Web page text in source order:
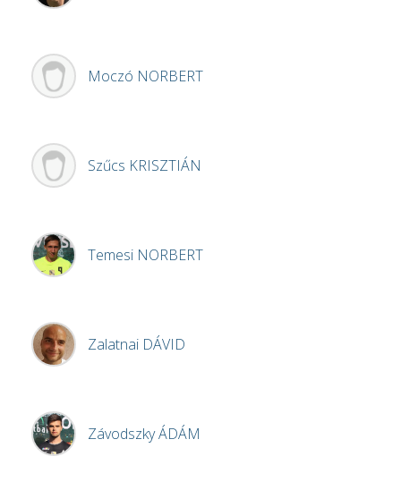
Moczó NORBERT
Szűcs KRISZTIÁN
Temesi NORBERT
Zalatnai DÁVID
ZávodszkyÁDÁM